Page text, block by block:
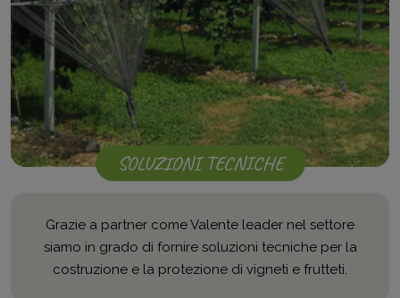
SOLUZIONI TECNICHE
Grazie a partner come Valente leader nel settore
siamo in grado di fornire soluzioni tecniche per la
costruzione e la protezione di vigneti e frutteti.